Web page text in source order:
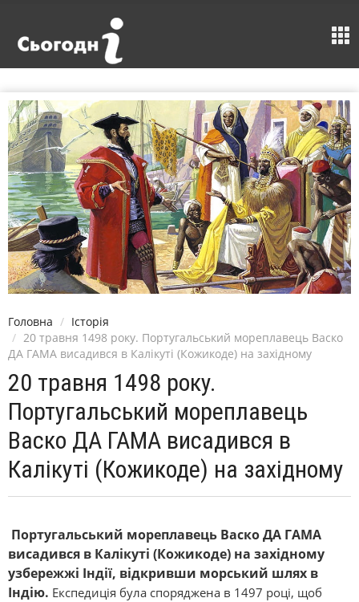
Головна
Історія
20 травня 1498 року. Португальський мореплавець Васко
ДА ГАМА висадився в Калікуті (Кожикоде) на західному
20 травня 1498 року.
Португальський мореплавець
Васко ДА ГАМА висадився в
Калікуті (Кожикоде) на західному
Португальський мореплавець Васко ДА ГАМА
висадився в Калікуті (Кожикоде) на західному
узбережжі Індії, відкривши морський шлях в
Індію. Експедиція була споряджена в 1497 році, щоб